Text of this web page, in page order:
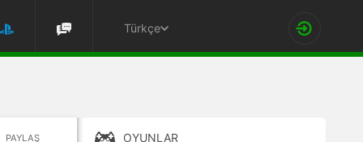
Türkçe
PAYLAŞ OYUNLAR